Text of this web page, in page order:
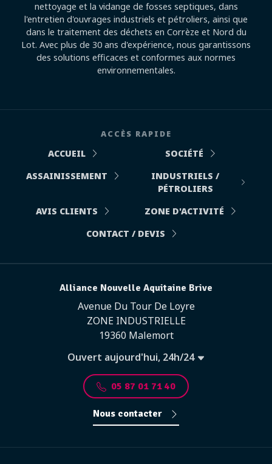
nettoyage et la vidange de fosses septiques, dans
l'entretien d'ouvrages industriels et pétroliers, ainsi que
dans le traitement des déchets en Corrèze et Nord du
Lot. Avec plus de 30 ans d'expérience, nous garantissons
des solutions efficaces et conformes aux normes
environnementales.
ACCÈS RAPIDE
ACCUEIL
SOCIÉTÉ
ASSAINISSEMENT
INDUSTRIELS /
PÉTROLIERS
AVIS CLIENTS
ZONE D'ACTIVITÉ
CONTACT / DEVIS
Alliance Nouvelle Aquitaine Brive
Avenue Du Tour De Loyre
ZONE INDUSTRIELLE
19360 Malemort
Ouvert aujourd'hui, 24h/24
05 87 01 71 40
Nous contacter